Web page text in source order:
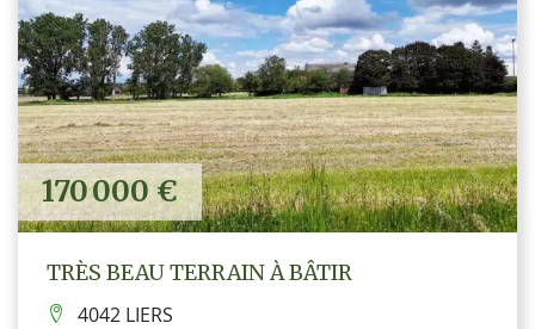
170 000 €
TRÈS BEAU TERRAIN À BÂTIR
4042 LIERS